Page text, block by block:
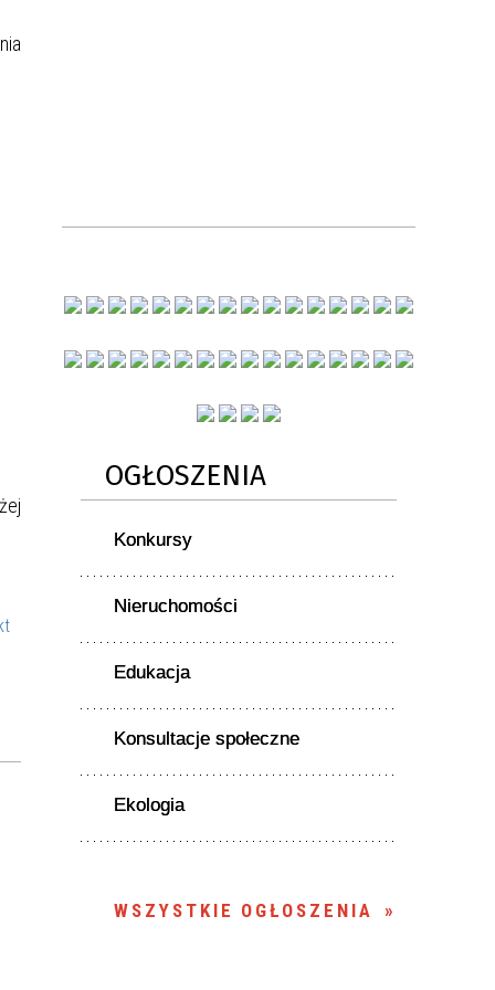
OGŁOSZENIA
Konkursy
Nieruchomości
Edukacja
Konsultacje społeczne
Ekologia
WSZYSTKIE OGŁOSZENIA